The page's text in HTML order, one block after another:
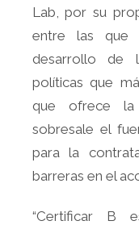
Lab, por su
entre las que
desarrollo de
políticas que
que ofrece la
sobresale el
para la
barreras en el
“Certificar B